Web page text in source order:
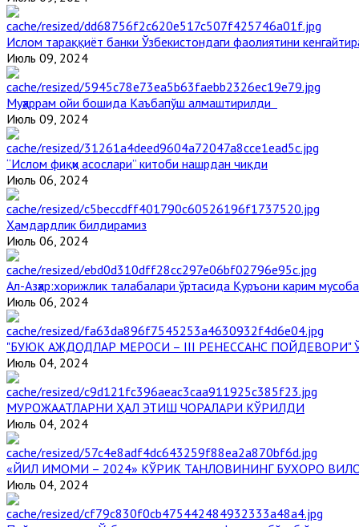
Ислом тараққиёт банки Ўзбекистондаги фаолиятини
Июль 09, 2024
Муҳаррам ойи бошида Каъбапўш алмаштирилди
Июль 09, 2024
“Ислом фиқҳи асослари” китоби нашрдан чиқди
Июль 06, 2024
Ҳамдардлик билдирамиз
Июль 06, 2024
Aл-Aзҳар:хорижлик талабалари ўртасида Қуръони карим
Июль 06, 2024
"БУЮК АЖДОДЛАР МЕРОСИ – III РЕНЕССАНС
Июль 04, 2024
МУРОЖААТЛАРНИ ҲАЛ ЭТИШ ЧОРАЛАРИ КЎРИЛДИ
Июль 04, 2024
«ЙИЛ ИМОМИ – 2024» КЎРИК ТАНЛОВИНИНГ БУХОРО
Июль 04, 2024